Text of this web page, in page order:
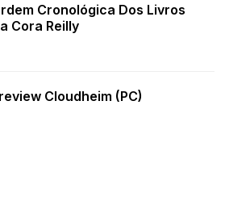
Cronológica Dos Livros
Cora Reilly
Cloudheim (PC)